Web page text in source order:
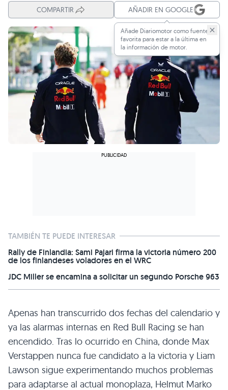
COMPARTIR AÑADIR EN GOOGLE
Añade Diariomotor como fuente
favorita para estar a la última en
la información de motor.
TAMBIÉN TE PUEDE INTERESAR
Rally de Finlandia: Sami Pajari firma la victoria número 200
de los finlandeses voladores en el WRC
JDC Miller se encamina a solicitar un segundo Porsche 963
Apenas han transcurrido dos fechas del calendario y
ya las alarmas internas en Red Bull Racing se han
encendido. Tras lo ocurrido en China, donde Max
Verstappen nunca fue candidato a la victoria y Liam
Lawson sigue experimentando muchos problemas
para adaptarse al actual monoplaza, Helmut Marko